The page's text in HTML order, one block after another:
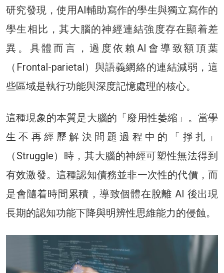
研究發現，使用AI輔助寫作的學生與獨立寫作的
學生相比，其大腦的神經連結強度存在顯着差
異。具體而言，過度依賴AI會導致額頂葉
（Frontal-parietal）與語義網絡的連結減弱，這
些區域是執行功能與深度記憶處理的核心。
這種現象的本質是大腦的「廢用性萎縮」。當學
生不再經歷解決問題過程中的「掙扎」
（Struggle）時，其大腦的神經可塑性無法得到
有效激發。這種認知債務並非一次性的代價，而
是會隨着時間累積，導致個體在脫離 AI 後出現
長期的認知功能下降與明辨性思維能力的侵蝕。